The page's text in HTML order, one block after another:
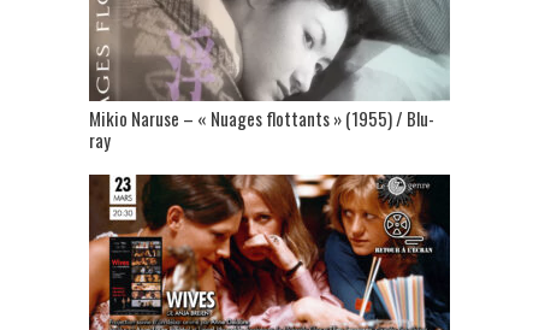
Mikio Naruse – « Nuages flottants » (1955) / Blu-
ray